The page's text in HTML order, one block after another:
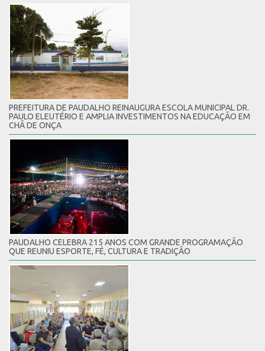
PREFEITURA DE PAUDALHO REINAUGURA ESCOLA MUNICIPAL DR.
PAULO ELEUTÉRIO E AMPLIA INVESTIMENTOS NA EDUCAÇÃO EM
CHÃ DE ONÇA
PAUDALHO CELEBRA 215 ANOS COM GRANDE PROGRAMAÇÃO
QUE REUNIU ESPORTE, FÉ, CULTURA E TRADIÇÃO